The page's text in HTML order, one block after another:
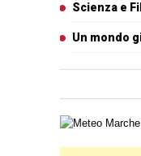
Scienza e
Un mondo
Carta